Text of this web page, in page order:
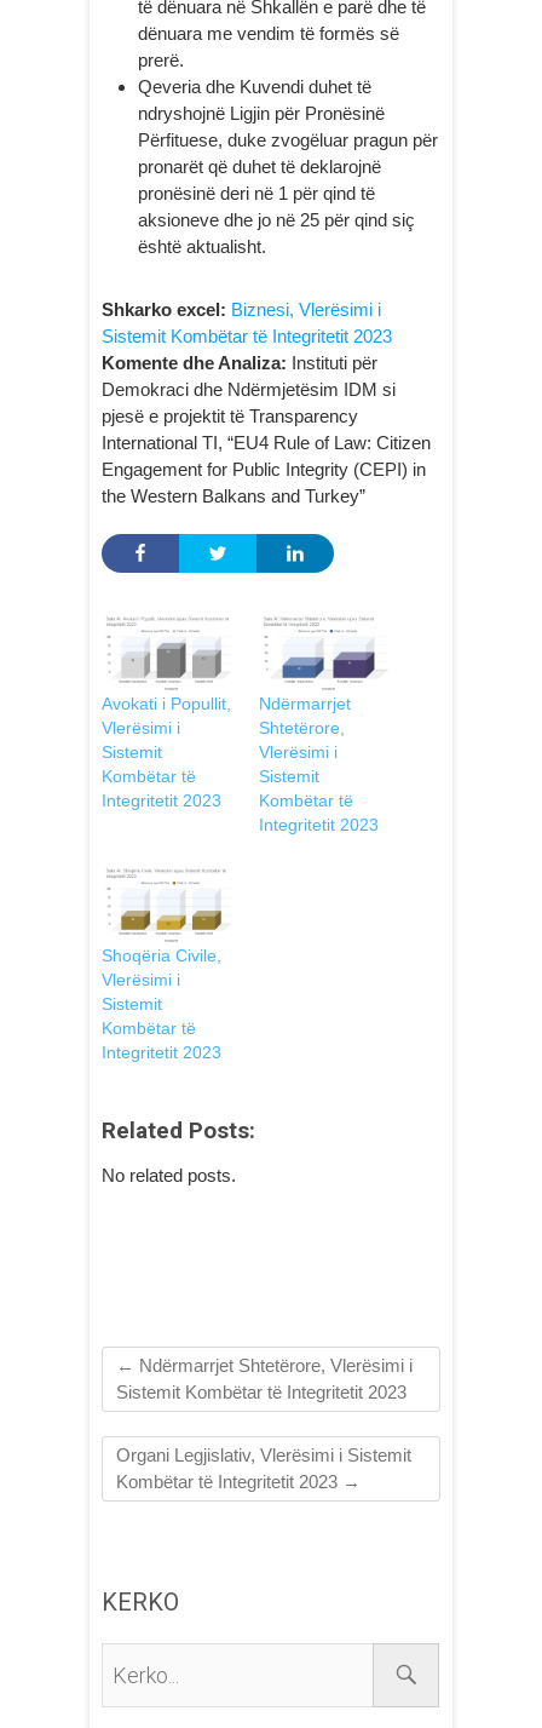
të dënuara në Shkallën e parë dhe të
dënuara me vendim të formës së
prerë.
Qeveria dhe Kuvendi duhet të
ndryshojnë Ligjin për Pronësinë
Përfituese, duke zvogëluar pragun për
pronarët që duhet të deklarojnë
pronësinë deri në 1 për qind të
aksioneve dhe jo në 25 për qind siç
është aktualisht.
Shkarko excel: Biznesi, Vlerësimi i
Sistemit Kombëtar të Integritetit 2023
Komente dhe Analiza: Instituti për
Demokraci dhe Ndërmjetësim IDM si
pjesë e projektit të Transparency
International TI, “EU4 Rule of Law: Citizen
Engagement for Public Integrity (CEPI) in
the Western Balkans and Turkey”
Avokati i Popullit,
Vlerësimi i
Sistemit
Kombëtar të
Integritetit 2023
Ndërmarrjet
Shtetërore,
Vlerësimi i
Sistemit
Kombëtar të
Integritetit 2023
Shoqëria Civile,
Vlerësimi i
Sistemit
Kombëtar të
Integritetit 2023
Related Posts:
No related posts.
← Ndërmarrjet Shtetërore, Vlerësimi i
Sistemit Kombëtar të Integritetit 2023
Organi Legjislativ, Vlerësimi i Sistemit
Kombëtar të Integritetit 2023 →
KERKO